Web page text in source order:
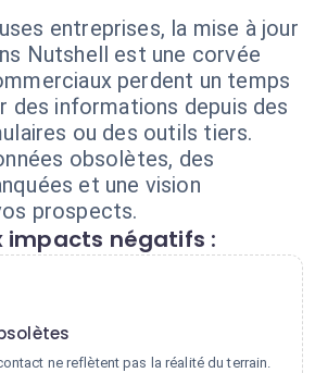
entreprises, la mise à jour
Nutshell est une corvée
perdent un temps
des informations depuis des
ou des outils tiers.
obsolètes, des
et une vision
prospects.
impacts négatifs :
ne reflètent pas la réalité du terrain.